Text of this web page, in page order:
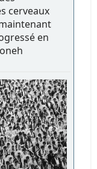
cerveaux
en